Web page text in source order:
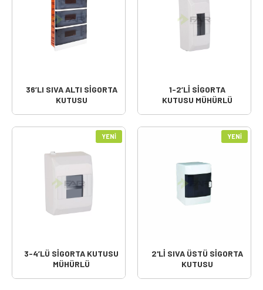
36’LI SIVA ALTI SİGORTA
KUTUSU
1-2’Lİ SİGORTA
KUTUSU MÜHÜRLÜ
YENI
3-4’LÜ SİGORTA KUTUSU
MÜHÜRLÜ
YENI
2'Lİ SIVA ÜSTÜ SİGORTA
KUTUSU